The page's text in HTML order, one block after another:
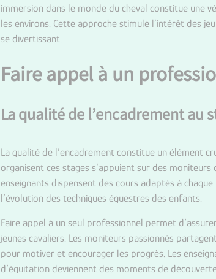
immersion dans le monde du cheval constitue une
les environs. Cette approche stimule l’intérêt des
se divertissant.
Faire appel à un
La qualité de l’encadrement au
La qualité de l’encadrement constitue un élément
organisent ces stages s’appuient sur des
enseignants dispensent des cours adaptés à
l’évolution des techniques équestres des enfants.
Faire appel à un seul professionnel permet
jeunes cavaliers. Les moniteurs passionnés
pour motiver et encourager les progrès. Les
d’équitation deviennent des moments de